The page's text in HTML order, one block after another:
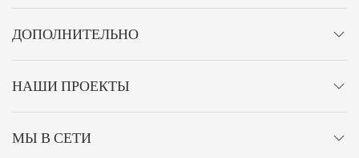
ДОПОЛНИТЕЛЬНО
НАШИ ПРОЕКТЫ
МЫ В СЕТИ